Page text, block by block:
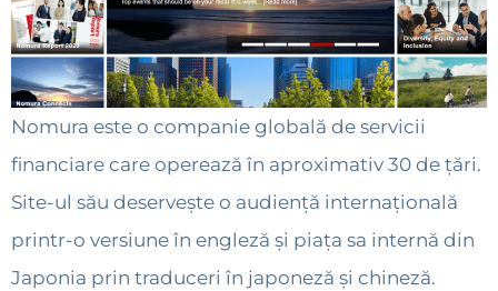
Nomura este o companie globală de servicii
financiare care operează în aproximativ 30 de țări.
Site-ul său deservește o audiență internațională
printr-o versiune în engleză și piața sa internă din
Japonia prin traduceri în japoneză și chineză.